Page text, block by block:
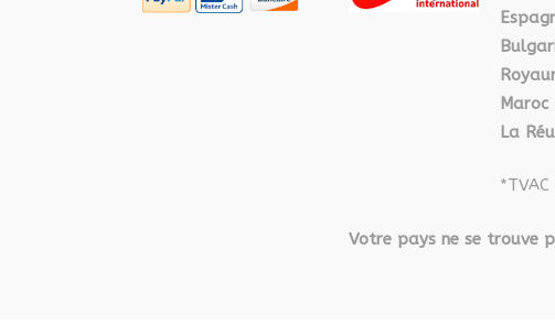
Maroc
La
*TVAC
Votre pays ne se trouve